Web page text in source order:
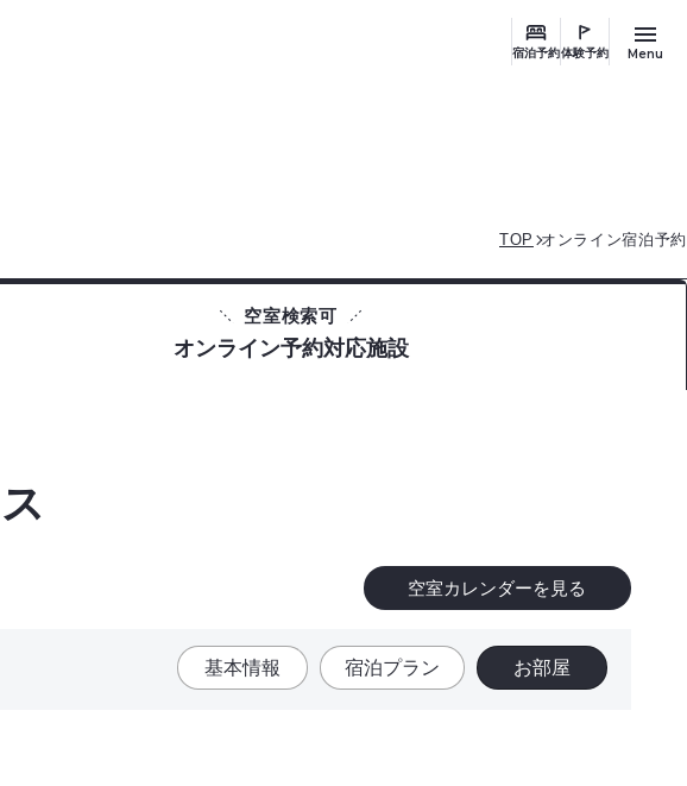
宿泊予約体験予約 Menu
TOP オンライン宿泊予約
空室検索可
オンライン予約対応施設
基本情報 宿泊プラン お部屋
空室カレンダーを見る